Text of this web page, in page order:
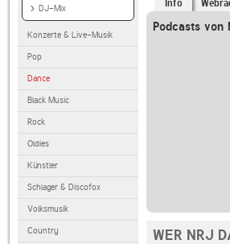
DJ-Mix
Konzerte & Live-Musik
Pop
Dance
Black Music
Rock
Oldies
Künstler
Schlager & Discofox
Volksmusik
Country
Info
Podcasts von
WER NRJ